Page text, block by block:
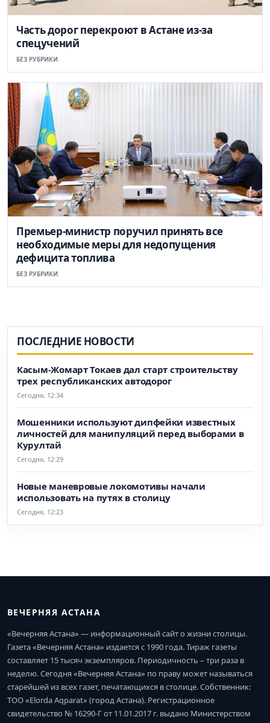
Часть дорог перекроют в Астане из-за
спецучений
БЕЗ РУБРИКИ
Премьер-министр поручил принять все
необходимые меры для недопущения
дефицита топлива
БЕЗ РУБРИКИ
ПОСЛЕДНИЕ НОВОСТИ
Касым-Жомарт Токаев дал старт строительству
трех республиканских автодорог
Сегодня, 12:34
Мошенники используют дипфейки известных
личностей для манипуляций перед выборами в
Курултай
Сегодня, 12:29
Новые маневровые локомотивы начали
использовать на путях в столицу
Сегодня, 12:23
ВЕЧЕРНЯЯ АСТАНА
«Вечерняя Астана» — информационный сайт о жизни столицы.
Газета «Вечерняя Астана» издается с 1990 года. Тираж газеты
составляет 15 тысяч экземпляров. Периодичность – три раза в
неделю. Сегодня «Вечерняя Астана» по праву может называться
старейшей из всех газет, печатающихся в столице. Собственник:
ТОО «Elorda Aqparat» (город Астана). Регистрационное
свидетельство № 16290-Г от 11.01.2017 г. выдано Министерством